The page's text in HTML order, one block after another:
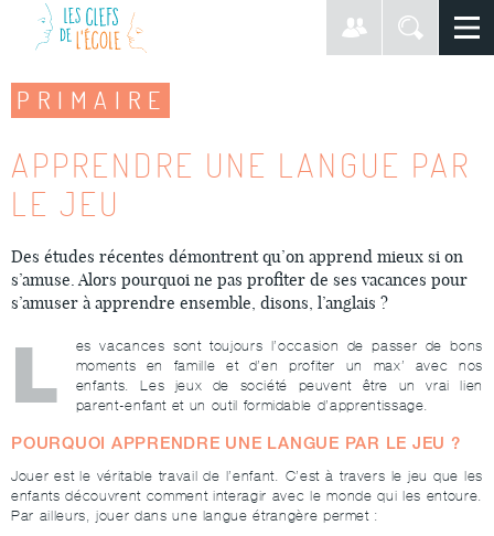
PRIMAIRE
APPRENDRE UNE LANGUE PAR
LE JEU
Des études récentes démontrent qu’on apprend mieux si on
s’amuse. Alors pourquoi ne pas profiter de ses vacances pour
s’amuser à apprendre ensemble, disons, l’anglais ?
L
es vacances sont toujours l’occasion de passer de bons
moments en famille et d’en profiter un max’ avec nos
enfants. Les jeux de société peuvent être un vrai lien
parent-enfant et un outil formidable d’apprentissage.
POURQUOI APPRENDRE UNE LANGUE PAR LE JEU ?
Jouer est le véritable travail de l’enfant. C’est à travers le jeu que les
enfants découvrent comment interagir avec le monde qui les entoure.
Par ailleurs, jouer dans une langue étrangère permet :